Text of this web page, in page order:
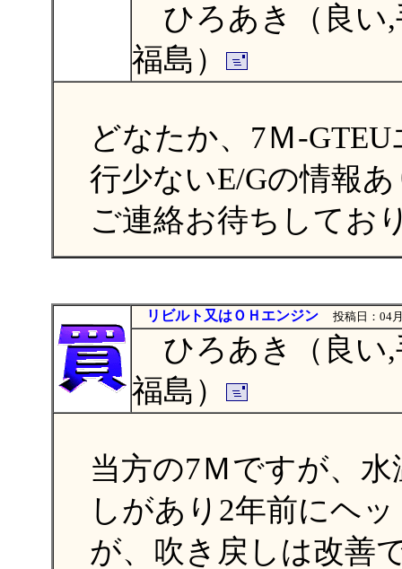
ひろあき（良い,
福島）
どなたか、7Ｍ-
行少ないE/Gの情報
ご連絡お待ちしてお
リビルト又はＯＨエンジン 投稿日：04
ひろあき（良い,
福島）
当方の7Ｍですが、
しがあり2年前にヘ
が、吹き戻しは改善